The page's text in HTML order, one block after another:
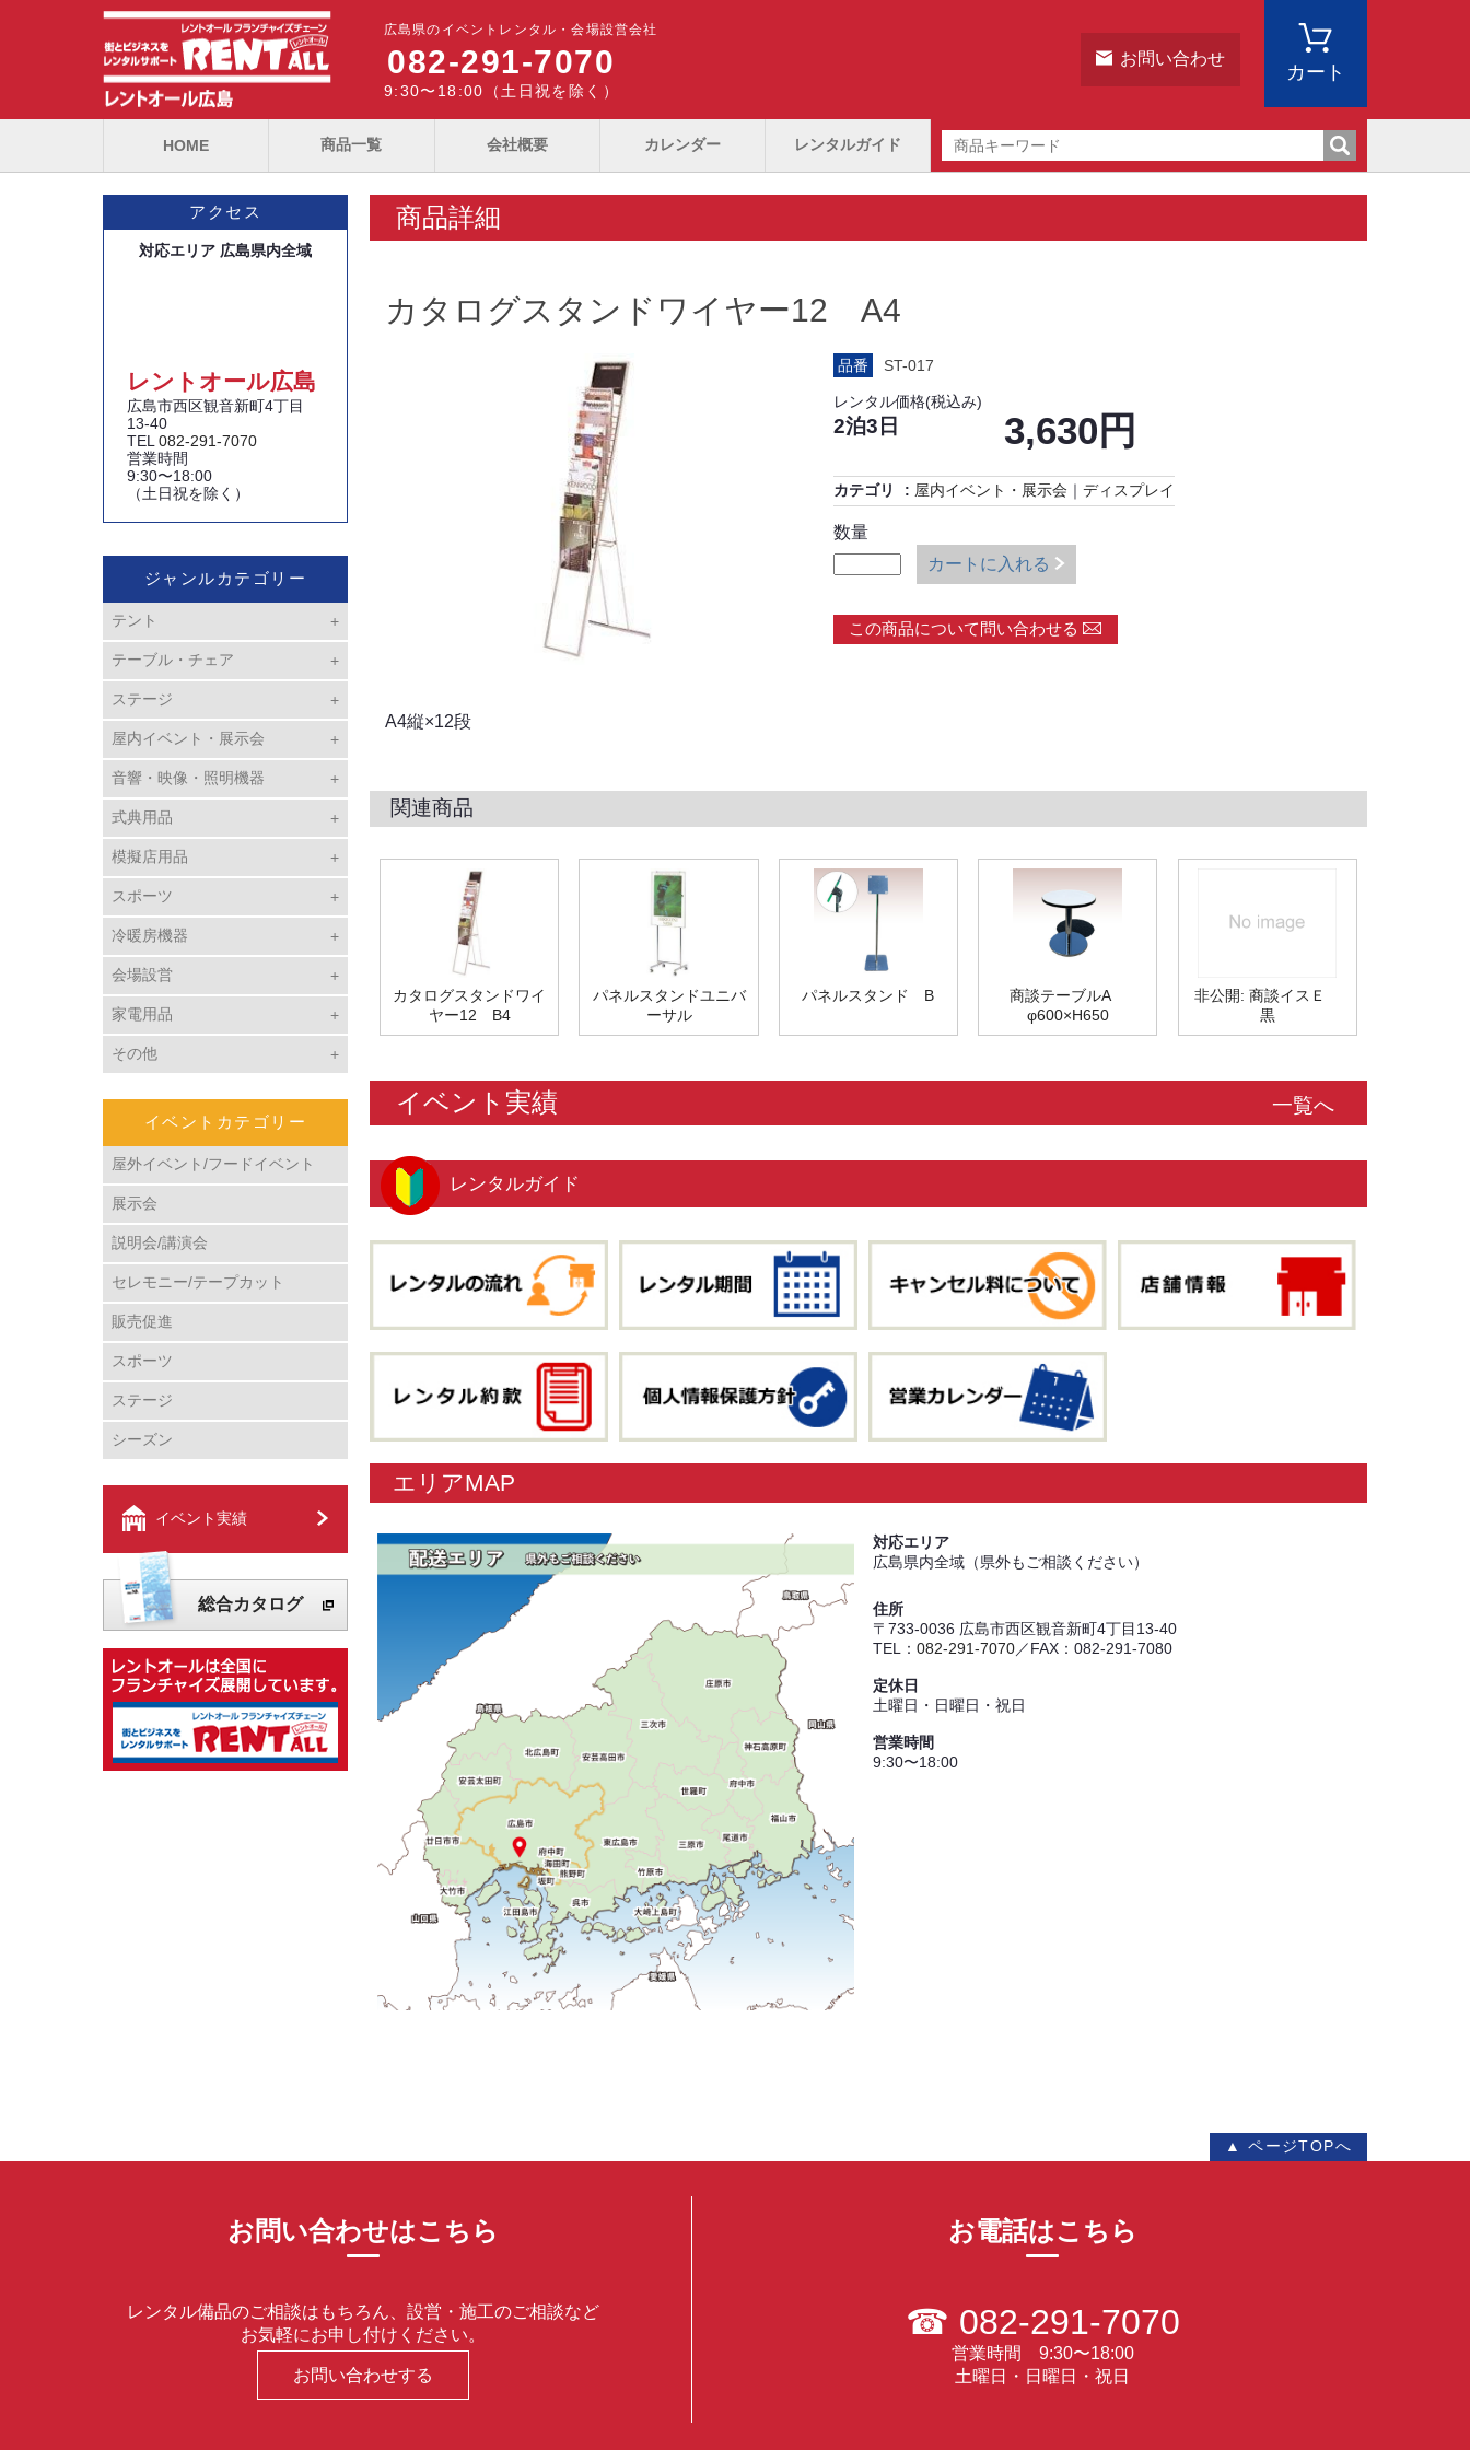
広島県のイベントレンタル・会場設営会社
082-291-7070
9:30〜18:00（土日祝を除く）
お問い合わせ
カート
HOME 商品一覧 会社概要 カレンダー レンタルガイド
アクセス
対応エリア 広島県内全域
レントオール広島
広島市西区観音新町4丁目
13-40
TEL 082-291-7070
営業時間
9:30〜18:00
（土日祝を除く）
ジャンルカテゴリー
テント
テーブル・チェア
ステージ
屋内イベント・展示会
音響・映像・照明機器
式典用品
模擬店用品
スポーツ
冷暖房機器
会場設営
家電用品
その他
イベントカテゴリー
屋外イベント/フードイベント
展示会
説明会/講演会
セレモニー/テープカット
販売促進
スポーツ
ステージ
シーズン
イベント実績
総合カタログ
商品詳細
カタログスタンドワイヤー12 A4
品番 ST-017
レンタル価格(税込み)
2泊3日 3,630円
カテゴリ 屋内イベント・展示会 ｜ ディスプレイ
数量
カートに入れる
この商品について問い合わせる
A4縦×12段
関連商品
カタログスタンドワイ
ヤー12 B4
パネルスタンドユニバ
ーサル
パネルスタンド B
商談テーブルA
φ600×H650
非公開: 商談イスＥ
黒
イベント実績 一覧へ
レンタルガイド
エリアMAP
対応エリア
広島県内全域（県外もご相談ください）
住所
〒733-0036 広島市西区観音新町4丁目13-40
TEL： 082-291-7070／FAX：082-291-7080
定休日
土曜日・日曜日・祝日
営業時間
9:30〜18:00
▲ ページTOPへ
お問い合わせはこちら
レンタル備品のご相談はもちろん、設営・施工のご相談など
お気軽にお申し付けください。
お問い合わせする
お電話はこちら
☎ 082-291-7070
営業時間 9:30〜18:00
土曜日・日曜日・祝日